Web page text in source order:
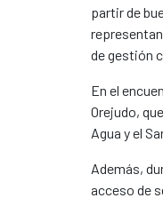
partir de
de gestión
En el
Orejudo,
Agua y el
Además,
acceso de